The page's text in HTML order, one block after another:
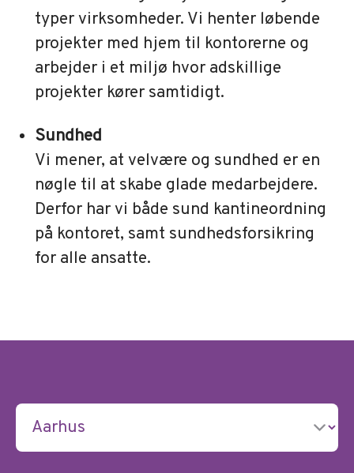
typer virksomheder. Vi henter løbende
projekter med hjem til kontorerne og
arbejder i et miljø hvor adskillige
projekter kører samtidigt.
Sundhed
Vi mener, at velvære og sundhed er en
nøgle til at skabe glade medarbejdere.
Derfor har vi både sund kantineordning
på kontoret, samt sundhedsforsikring
for alle ansatte.